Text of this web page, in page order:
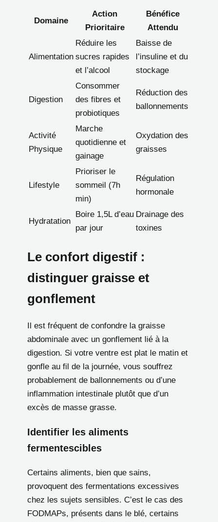
Domaine
Action
Prioritaire
Bénéfice
Attendu
Alimentation
Réduire les
sucres rapides
et l’alcool
Baisse de
l’insuline et du
stockage
Digestion
Consommer
des fibres et
probiotiques
Réduction des
ballonnements
Activité
Physique
Marche
quotidienne et
gainage
Oxydation des
graisses
Lifestyle
Prioriser le
sommeil (7h
min)
Régulation
hormonale
Hydratation
Boire 1,5L d’eau
par jour
Drainage des
toxines
Le confort digestif :
distinguer graisse et
gonflement
Il est fréquent de confondre la graisse
abdominale avec un gonflement lié à la
digestion. Si votre ventre est plat le matin et
gonfle au fil de la journée, vous souffrez
probablement de ballonnements ou d’une
inflammation intestinale plutôt que d’un
excès de masse grasse.
Identifier les aliments
fermentescibles
Certains aliments, bien que sains,
provoquent des fermentations excessives
chez les sujets sensibles. C’est le cas des
FODMAPs, présents dans le blé, certains